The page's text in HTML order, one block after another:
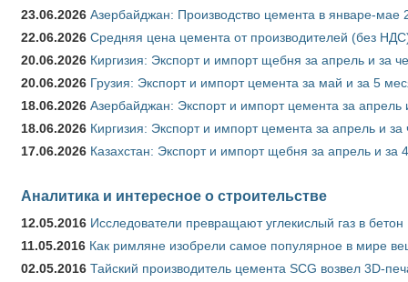
23.06.2026 Азербайджан: Производство цемента в январе-мае
22.06.2026 Средняя цена цемента от производителей (без
20.06.2026 Киргизия: Экспорт и импорт щебня за апрель и за
20.06.2026 Грузия: Экспорт и импорт цемента за май и за 5
18.06.2026 Азербайджан: Экспорт и импорт цемента за
18.06.2026 Киргизия: Экспорт и импорт цемента за апрель и
17.06.2026 Казахстан: Экспорт и импорт щебня за апрель и за
Аналитика и интересное о строительстве
12.05.2016 Исследователи превращают углекислый газ в бетон
11.05.2016 Как римляне изобрели самое популярное в мире
02.05.2016 Тайский производитель цемента SCG возвел 3D-